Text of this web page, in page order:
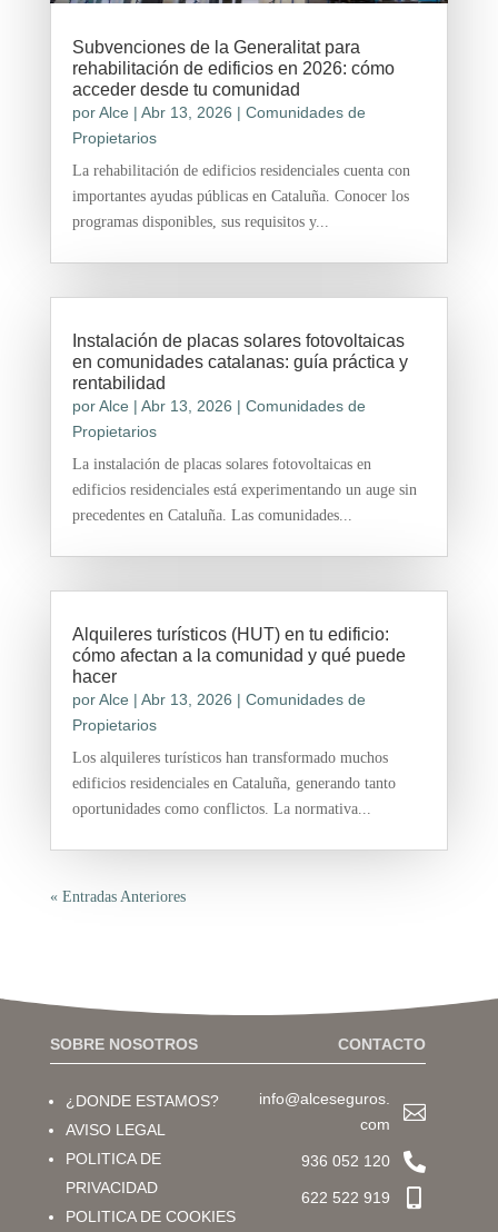
Subvenciones de la Generalitat para
rehabilitación de edificios en 2026: cómo
acceder desde tu comunidad
porAlce | Abr 13, 2026 | Comunidades de
Propietarios
La rehabilitación de edificios residenciales cuenta con
importantes ayudas públicas en Cataluña. Conocer los
programas disponibles, sus requisitos y...
Instalación de placas solares fotovoltaicas
en comunidades catalanas: guía práctica y
rentabilidad
porAlce | Abr 13, 2026 | Comunidades de
Propietarios
La instalación de placas solares fotovoltaicas en
edificios residenciales está experimentando un auge sin
precedentes en Cataluña. Las comunidades...
Alquileres turísticos (HUT) en tu edificio:
cómo afectan a la comunidad y qué puede
hacer
porAlce | Abr 13, 2026 | Comunidades de
Propietarios
Los alquileres turísticos han transformado muchos
edificios residenciales en Cataluña, generando tanto
oportunidades como conflictos. La normativa...
« Entradas Anteriores
SOBRE NOSOTROS
¿DONDE ESTAMOS?
AVISO LEGAL
POLITICA DE
PRIVACIDAD
POLITICA DE COOKIES
CONTACTO

info@alceseguros.
com

936 052 120

622 522 919